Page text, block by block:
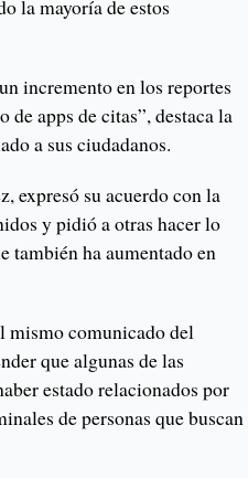
la mayoría de estos
incremento en los reportes
de apps de citas”, destaca la
a sus ciudadanos.
expresó su acuerdo con la
y pidió a otras hacer lo
también ha aumentado en
mismo comunicado del
que algunas de las
estado relacionados por
de personas que buscan